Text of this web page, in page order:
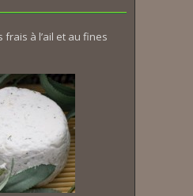
frais à l’ail et au fines